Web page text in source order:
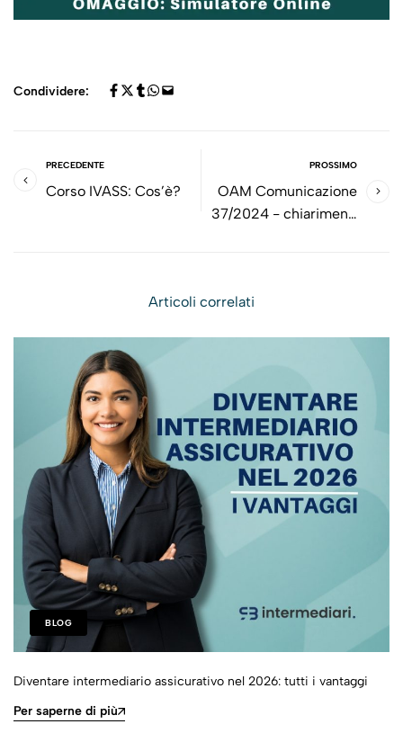
Condividere:
PRECEDENTE
Corso IVASS: Cos’è?
PROSSIMO
OAM Comunicazione
37/2024 - chiarimenti
ad agenti in attività
direzione generale” di
cui all’art. 23 D.Lgs. 13
agosto 2010, n. 141
Articoli correlati
BLOG
Diventare intermediario assicurativo nel 2026: tutti i vantaggi
Per saperne di più